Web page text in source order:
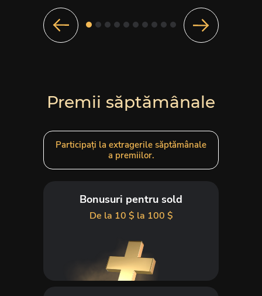
Premii săptămânale
Participați la extragerile săptămânale
a premiilor.
Bonusuri pentru sold
De la 10 $ la 100 $